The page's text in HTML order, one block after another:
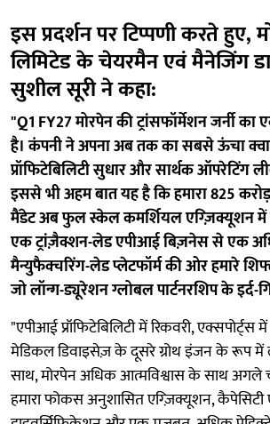
इस प्रदर्शन पर टिप्पणी करते हुए,
लिमिटेड के चेयरमैन एवं मैनेजिंग
सुशील सूरी ने कहा:
"Q1 FY27 मोरपेन की ट्रांसफॉर्मेशन जर्नी
है। कंपनी ने अपना अब तक का सबसे ऊंचा
प्रॉफिटेबिलिटी सुधार और सार्थक ऑपरेटिंग
इससे भी अहम बात यह है कि हमारा 825
मैंडेट अब फुल स्केल कमर्शियल एग्ज़िक्यूशन में
एक ट्रांज़ैक्शन-लेड एपीआई बिज़नेस से एक
मैन्युफैक्चरिंग-लेड प्लेटफॉर्म की ओर हमारे
जो लॉन्ग-ड्यूरेशन ग्लोबल पार्टनरशिप के इर्द-
"एपीआई प्रॉफिटेबिलिटी में रिकवरी,
मेडिकल डिवाइसेज़ के दूसरे ग्रोथ इंजन के रूप में
साथ, मोरपेन अधिक आत्मविश्वास के साथ अगले
हमारा फोकस अनुशासित एग्ज़िक्यूशन,